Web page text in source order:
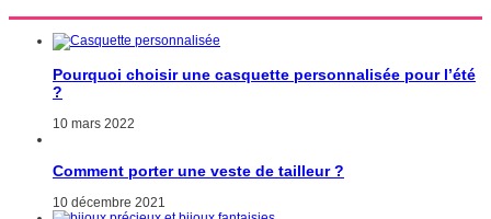
Pourquoi choisir une casquette personnalisée pour l’été
?
10 mars 2022
Comment porter une veste de tailleur ?
10 décembre 2021